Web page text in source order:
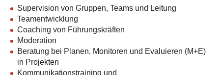
Supervision von Gruppen, Teams und Leitung
Teamentwicklung
Coaching von Führungskräften
Moderation
Beratung bei Planen, Monitoren und Evaluieren (M+E)
in Projekten
Kommunikationstraining und